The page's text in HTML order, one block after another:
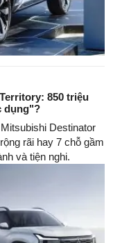
850 triệu
dụng"?
Destinator
rãi hay 7 chỗ gầm
và tiện nghi.